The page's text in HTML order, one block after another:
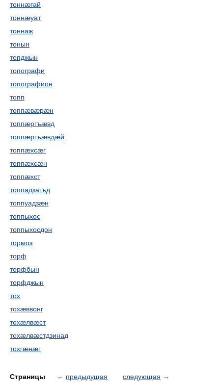
тоннæгай
тоннæуат
тоннаж
тонын
топджын
топографи
топографион
топп
топпæвæрæн
топпæргъæвд
топпæргъæвдæй
топпæхсæг
топпæхсæн
топпæхст
топпадзагъд
топпуадзæн
топпыхос
топпыхосдон
тормоз
торф
торфбын
торфджын
тох
тохæввонг
тохæлвæст
тохæлвæстдзинад
тохгæнæг
Страницы ← предыдущая следующая →